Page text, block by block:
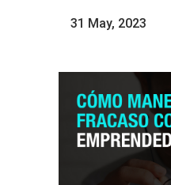
31 May, 2023